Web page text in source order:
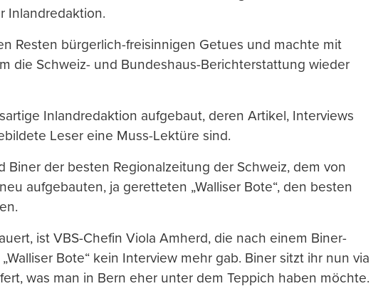
Inlandredaktion.
Resten bürgerlich-freisinnigen Getues und machte mit
die Schweiz- und Bundeshaus-Berichterstattung wieder
Inlandredaktion aufgebaut, deren Artikel, Interviews
Leser eine Muss-Lektüre sind.
Biner der besten Regionalzeitung der Schweiz, dem von
aufgebauten, ja geretteten „Walliser Bote“, den besten
ist VBS-Chefin Viola Amherd, die nach einem Biner-
Bote“ kein Interview mehr gab. Biner sitzt ihr nun via
was man in Bern eher unter dem Teppich haben möchte.